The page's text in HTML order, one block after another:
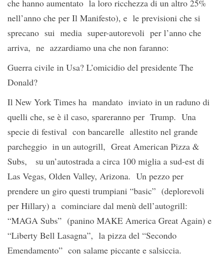
che hanno aumentato la loro ricchezza di un altro 25%
nell’anno che per Il Manifesto), e le previsioni che si
sprecano sui media super-autorevoli per l’anno che
arriva, ne azzardiamo una che non faranno:
Guerra civile in Usa? L’omicidio del presidente The
Donald?
Il New York Times ha mandato inviato in un raduno di
quelli che, se è il caso, spareranno per Trump. Una
specie di festival con bancarelle allestito nel grande
parcheggio in un autogrill, Great American Pizza &
Subs, su un’autostrada a circa 100 miglia a sud-est di
Las Vegas, Olden Valley, Arizona. Un pezzo per
prendere un giro questi trumpiani “basic” (deplorevoli
per Hillary) a cominciare dal menù dell’autogrill:
“MAGA Subs” (panino MAKE America Great Again) e
“Liberty Bell Lasagna”, la pizza del “Secondo
Emendamento” con salame piccante e salsiccia.